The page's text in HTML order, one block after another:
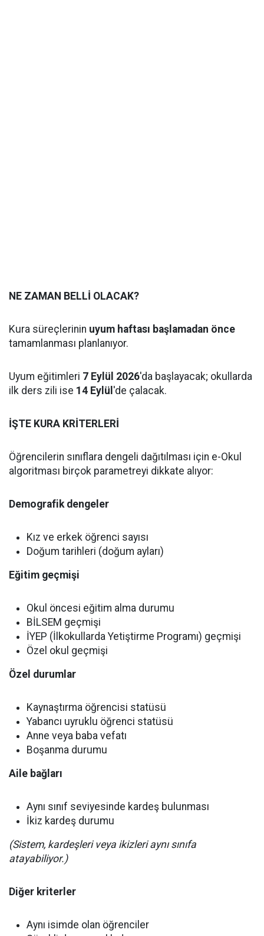
NE ZAMAN BELLİ OLACAK?
Kura süreçlerinin uyum haftası başlamadan önce
tamamlanması planlanıyor.
Uyum eğitimleri 7 Eylül 2026'da başlayacak; okullarda
ilk ders zili ise 14 Eylül 'de çalacak.
İŞTE KURA KRİTERLERİ
Öğrencilerin sınıflara dengeli dağıtılması için e-Okul
algoritması birçok parametreyi dikkate alıyor:
Demografik dengeler
Kız ve erkek öğrenci sayısı
Doğum tarihleri (doğum ayları)
Eğitim geçmişi
Okul öncesi eğitim alma durumu
BİLSEM geçmişi
İYEP (İlkokullarda Yetiştirme Programı) geçmişi
Özel okul geçmişi
Özel durumlar
Kaynaştırma öğrencisi statüsü
Yabancı uyruklu öğrenci statüsü
Anne veya baba vefatı
Boşanma durumu
Aile bağları
Aynı sınıf seviyesinde kardeş bulunması
İkiz kardeş durumu
(Sistem, kardeşleri veya ikizleri aynı sınıfa
atayabiliyor.)
Diğer kriterler
Aynı isimde olan öğrenciler